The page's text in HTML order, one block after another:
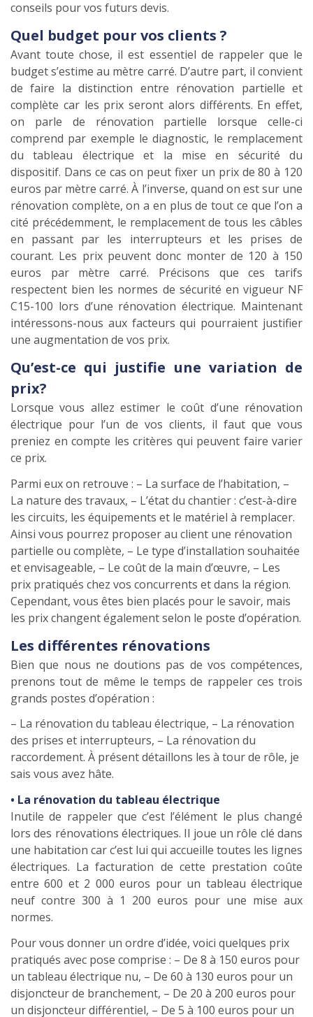
conseils pour vos futurs devis.
Quel budget pour vos clients ?
Avant toute chose, il est essentiel de rappeler que le
budget s’estime au mètre carré. D’autre part, il convient
de faire la distinction entre rénovation partielle et
complète car les prix seront alors différents. En effet,
on parle de rénovation partielle lorsque celle-ci
comprend par exemple le diagnostic, le remplacement
du tableau électrique et la mise en sécurité du
dispositif. Dans ce cas on peut fixer un prix de 80 à 120
euros par mètre carré. À l’inverse, quand on est sur une
rénovation complète, on a en plus de tout ce que l’on a
cité précédemment, le remplacement de tous les câbles
en passant par les interrupteurs et les prises de
courant. Les prix peuvent donc monter de 120 à 150
euros par mètre carré. Précisons que ces tarifs
respectent bien les normes de sécurité en vigueur NF
C15-100 lors d’une rénovation électrique. Maintenant
intéressons-nous aux facteurs qui pourraient justifier
une augmentation de vos prix.
Qu’est-ce qui justifie une variation de
prix?
Lorsque vous allez estimer le coût d’une rénovation
électrique pour l’un de vos clients, il faut que vous
preniez en compte les critères qui peuvent faire varier
ce prix.
Parmi eux on retrouve : – La surface de l’habitation, –
La nature des travaux, – L’état du chantier : c’est-à-dire
les circuits, les équipements et le matériel à remplacer.
Ainsi vous pourrez proposer au client une rénovation
partielle ou complète, – Le type d’installation souhaitée
et envisageable, – Le coût de la main d’œuvre, – Les
prix pratiqués chez vos concurrents et dans la région.
Cependant, vous êtes bien placés pour le savoir, mais
les prix changent également selon le poste d’opération.
Les différentes rénovations
Bien que nous ne doutions pas de vos compétences,
prenons tout de même le temps de rappeler ces trois
grands postes d’opération :
– La rénovation du tableau électrique, – La rénovation
des prises et interrupteurs, – La rénovation du
raccordement. À présent détaillons les à tour de rôle, je
sais vous avez hâte.
• La rénovation du tableau électrique
Inutile de rappeler que c’est l’élément le plus changé
lors des rénovations électriques. Il joue un rôle clé dans
une habitation car c’est lui qui accueille toutes les lignes
électriques. La facturation de cette prestation coûte
entre 600 et 2 000 euros pour un tableau électrique
neuf contre 300 à 1 200 euros pour une mise aux
normes.
Pour vous donner un ordre d’idée, voici quelques prix
pratiqués avec pose comprise : – De 8 à 150 euros pour
un tableau électrique nu, – De 60 à 130 euros pour un
disjoncteur de branchement, – De 20 à 200 euros pour
un disjoncteur différentiel, – De 5 à 100 euros pour un